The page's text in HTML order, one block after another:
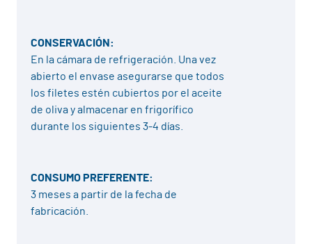
CONSERVACIÓN:
En la cámara de refrigeración. Una vez
abierto el envase asegurarse que todos
los filetes estén cubiertos por el aceite
de oliva y almacenar en frigorífico
durante los siguientes 3-4 días.
CONSUMO PREFERENTE:
3 meses a partir de la fecha de
fabricación.